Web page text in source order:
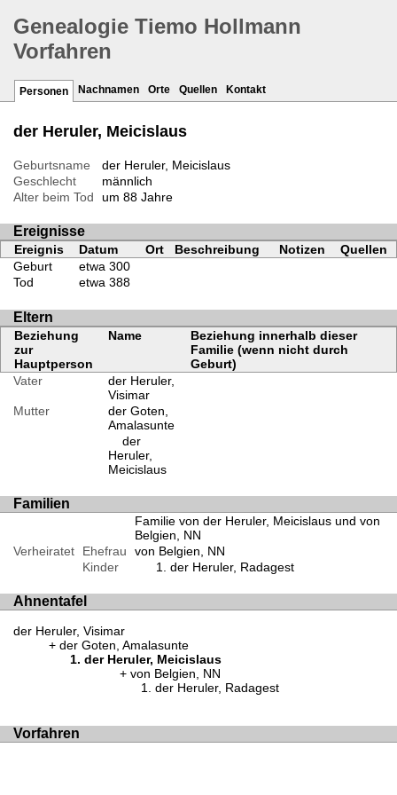
Genealogie Tiemo Hollmann
Vorfahren
Personen Nachnamen Orte Quellen Kontakt
der Heruler, Meicislaus
Geburtsname
der Heruler, Meicislaus
Geschlecht
männlich
Alter beim Tod
um 88 Jahre
Ereignisse
Ereignis Datum Ort Beschreibung Notizen
Quellen
Geburt
etwa 300
Tod
etwa 388
Eltern
Beziehung
zur
Hauptperson
Name
Beziehung innerhalb dieser
Familie (wenn nicht durch
Geburt)
Vater
der Heruler,
Visimar
Mutter
der Goten,
Amalasunte
der
Heruler,
Meicislaus
Familien
Familie von der Heruler, Meicislaus und von
Belgien, NN
Verheiratet
Ehefrau
von Belgien, NN
Kinder
der Heruler, Radagest
Ahnentafel
der Heruler, Visimar
der Goten, Amalasunte
der Heruler, Meicislaus
von Belgien, NN
der Heruler, Radagest
Vorfahren